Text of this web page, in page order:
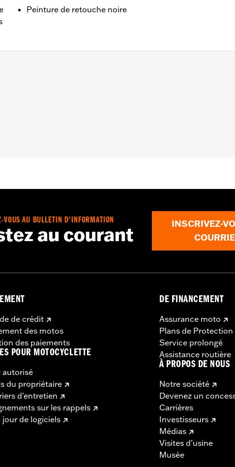
Peinture de retouche noire
VOUS AU BULLETIN D'INFORMATION
au courant
INSCRIVEZ-
de crédit
des motos
des paiements
POUR MOTOCYCLETTE
autorisé
du propriétaire
d'entretien
sur les rappels
jour de logiciels
DE FINANCEMENT
Assurance moto
Plans de Protection
Service prolongé
Assistance routière
À PROPOS DE NOUS
Notre société
Devenez un
Carrières
Investisseurs
Médias
Visites d'usine
Musée